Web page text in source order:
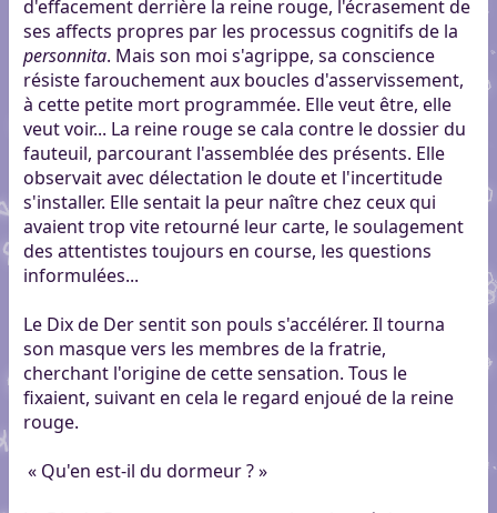
d'effacement derrière la reine rouge, l'écrasement de
ses affects propres par les processus cognitifs de la
personnita. Mais son moi s'agrippe, sa conscience
résiste farouchement aux boucles d'asservissement,
à cette petite mort programmée. Elle veut être, elle
veut voir... La reine rouge se cala contre le dossier du
fauteuil, parcourant l'assemblée des présents. Elle
observait avec délectation le doute et l'incertitude
s'installer. Elle sentait la peur naître chez ceux qui
avaient trop vite retourné leur carte, le soulagement
des attentistes toujours en course, les questions
informulées...
Le Dix de Der sentit son pouls s'accélérer. Il tourna
son masque vers les membres de la fratrie,
cherchant l'origine de cette sensation. Tous le
fixaient, suivant en cela le regard enjoué de la reine
rouge.
« Qu'en est-il du dormeur ? »